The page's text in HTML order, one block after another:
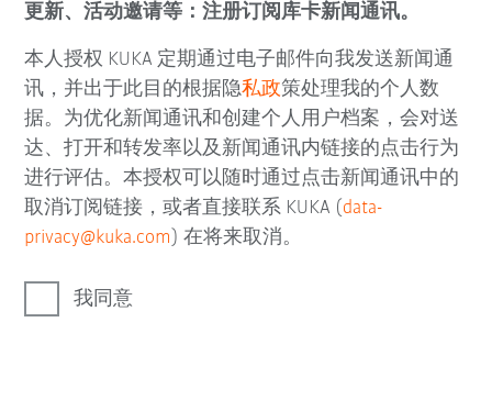
更新、活动邀请等：注册订阅库卡新闻通讯。
本人授权 KUKA 定期通过电子邮件向我发送新闻通
讯，并出于此目的根据隐私政策处理我的个人数
据。为优化新闻通讯和创建个人用户档案，会对送
达、打开和转发率以及新闻通讯内链接的点击行为
进行评估。本授权可以随时通过点击新闻通讯中的
取消订阅链接，或者直接联系 KUKA ( data-
privacy@kuka.com ) 在将来取消。
我同意